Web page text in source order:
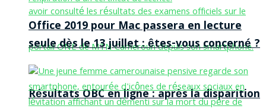
Résultats OBC en ligne : après la disparition
Office 2019 pour Mac passera en lecture
seule dès le 13 juillet : êtes-vous concerné ?